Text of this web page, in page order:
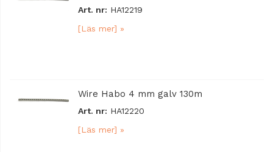
Art. nr: HA12219
[Läs mer] »
Wire Habo 4 mm galv 130m
Art. nr: HA12220
[Läs mer] »